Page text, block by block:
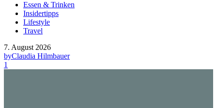
Essen & Trinken
Insidertipps
Lifestyle
Travel
7. August 2026
byClaudia Hilmbauer
1